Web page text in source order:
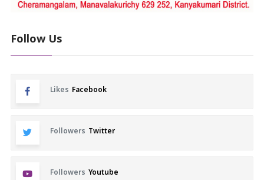
Follow Us
Likes Facebook
Followers Twitter
Followers Youtube